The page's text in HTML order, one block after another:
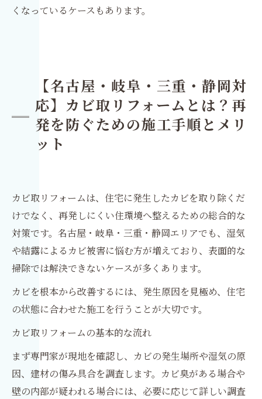
くなっているケースもあります。
【名古屋・岐阜・三重・静岡対
応】カビ取リフォームとは？再
発を防ぐための施工手順とメリ
ット
カビ取リフォームは、住宅に発生したカビを取り除くだ
けでなく、再発しにくい住環境へ整えるための総合的な
対策です。名古屋・岐阜・三重・静岡エリアでも、湿気
や結露によるカビ被害に悩む方が増えており、表面的な
掃除では解決できないケースが多くあります。
カビを根本から改善するには、発生原因を見極め、住宅
の状態に合わせた施工を行うことが大切です。
カビ取リフォームの基本的な流れ
まず専門家が現地を確認し、カビの発生場所や湿気の原
因、建材の傷み具合を調査します。カビ臭がある場合や
壁の内部が疑われる場合には、必要に応じて詳しい調査